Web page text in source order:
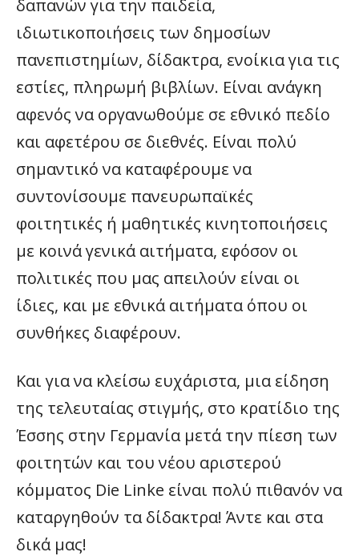
δαπανών για την παιδεία,
ιδιωτικοποιήσεις των δημοσίων
πανεπιστημίων, δίδακτρα, ενοίκια για τις
εστίες, πληρωμή βιβλίων. Είναι ανάγκη
αφενός να οργανωθούμε σε εθνικό πεδίο
και αφετέρου σε διεθνές. Είναι πολύ
σημαντικό να καταφέρουμε να
συντονίσουμε πανευρωπαϊκές
φοιτητικές ή μαθητικές κινητοποιήσεις
με κοινά γενικά αιτήματα, εφόσον οι
πολιτικές που μας απειλούν είναι οι
ίδιες, και με εθνικά αιτήματα όπου οι
συνθήκες διαφέρουν.
Και για να κλείσω ευχάριστα, μια είδηση
της τελευταίας στιγμής, στο κρατίδιο της
Έσσης στην Γερμανία μετά την πίεση των
φοιτητών και του νέου αριστερού
κόμματος Die Linke είναι πολύ πιθανόν να
καταργηθούν τα δίδακτρα! Άντε και στα
δικά μας!